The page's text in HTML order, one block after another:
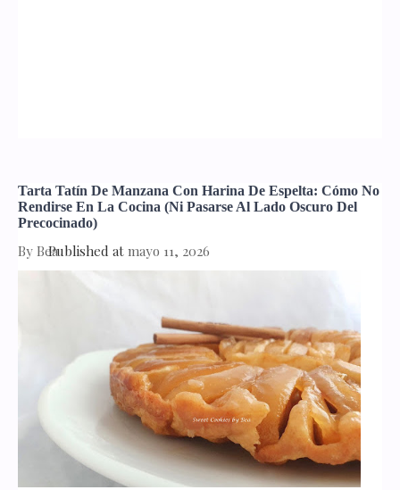
Tarta Tatín De Manzana Con Harina De Espelta: Cómo No
Rendirse En La Cocina (ni Pasarse Al Lado Oscuro Del
Precocinado)
By BeaPublished at mayo 11, 2026